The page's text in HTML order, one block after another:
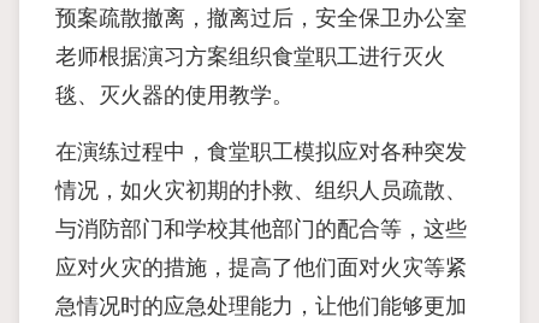
预案疏散撤离，撤离过后，安全保卫办公室
老师根据演习方案组织食堂职工进行灭火
毯、灭火器的使用教学。
在演练过程中，食堂职工模拟应对各种突发
情况，如火灾初期的扑救、组织人员疏散、
与消防部门和学校其他部门的配合等，这些
应对火灾的措施，提高了他们面对火灾等紧
急情况时的应急处理能力，让他们能够更加